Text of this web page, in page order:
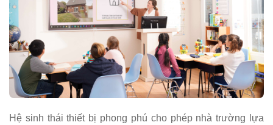
Hệ sinh thái thiết bị phong phú cho phép nhà trường lựa